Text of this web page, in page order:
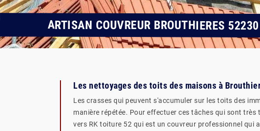
ARTISAN COUVREUR BROUTHIERES 52230
Les nettoyages des toits des maisons à
Les crasses qui peuvent s'accumuler sur les toits des
manière répétée. Pour effectuer ces tâches qui sont
vers RK toiture 52 qui est un couvreur professionnel qui